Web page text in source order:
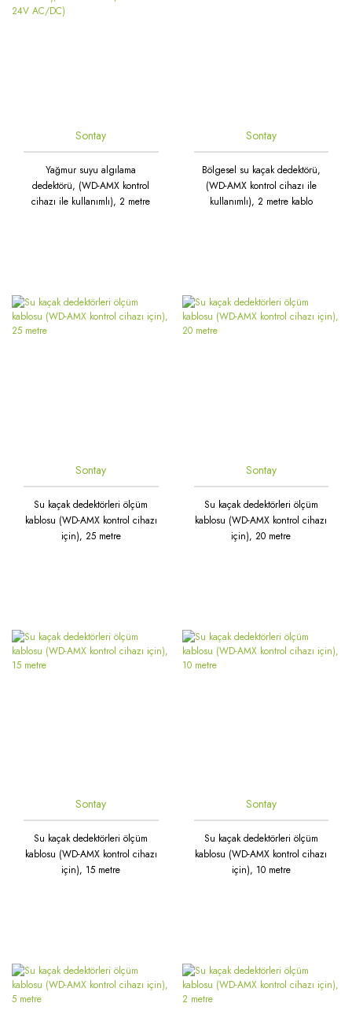
Sontay
Yağmur suyu algılama
dedektörü, (WD-AMX kontrol
cihazı ile kullanımlı), 2 metre
Sontay
Bölgesel su kaçak dedektörü,
(WD-AMX kontrol cihazı ile
kullanımlı), 2 metre kablo
Sontay
Su kaçak dedektörleri ölçüm
kablosu (WD-AMX kontrol cihazı
için), 25 metre
Sontay
Su kaçak dedektörleri ölçüm
kablosu (WD-AMX kontrol cihazı
için), 20 metre
Sontay
Su kaçak dedektörleri ölçüm
kablosu (WD-AMX kontrol cihazı
için), 15 metre
Sontay
Su kaçak dedektörleri ölçüm
kablosu (WD-AMX kontrol cihazı
için), 10 metre